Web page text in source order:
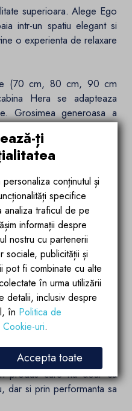
superioara. Alege Ego
intr-un spatiu elegant si
o experienta de relaxare
(70 cm, 80 cm, 90 cm
Hera se adapteaza
Grosimea generoasa a
de profilele
Negru Mat
lung.
podea sau pe caditele de
Hera se integreaza
interior. Fiecare detaliu a
de dus superioara,
intr-un mod
cucabina de dus Hera
perfecta pentru un spatiu
luxul discret si
un spatiu de baie care
in materie
baia intr-un sanctuar al
produs care nu doar ca
dar si prin performanta sa
ți
conținutul și
specifice
analiza traficul de pe
informații despre
nostru cu partenerii
sociale, publicității și
pot fi combinate cu alte
în urma utilizării
detalii, inclusiv despre
în Politica de
uri.
Accepta toate